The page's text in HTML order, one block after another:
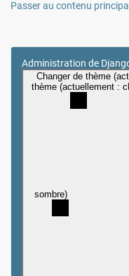
Passer au contenu principal
Administration de
Changer de thème
thème (actuellement :
sombre)